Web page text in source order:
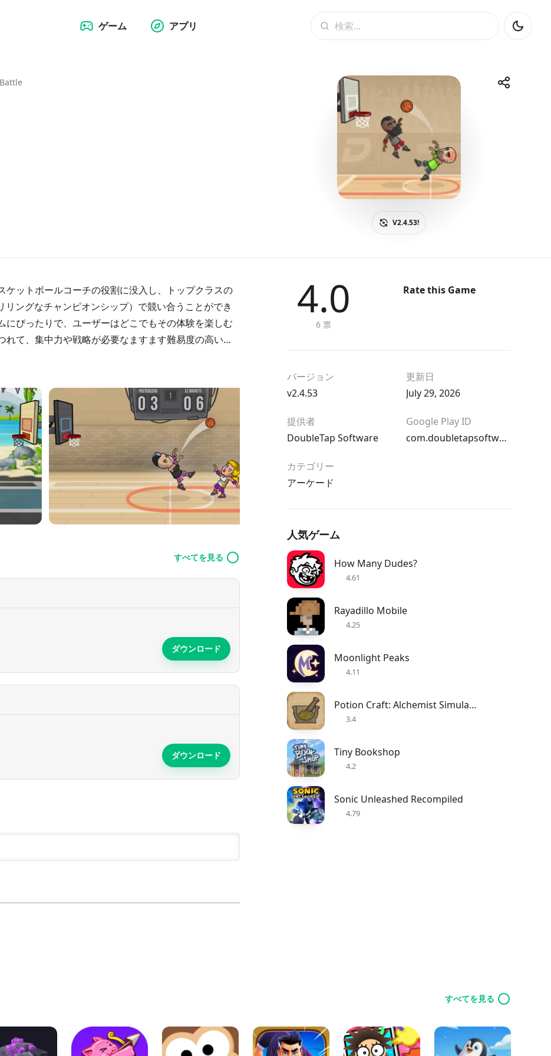
ゲーム
アプリ
共有
TelegramFacebookWhatsApp
V2.4.53!
ットボールコーチの役割に没入し、トップクラスの
ングなチャンピオンシップ）で競い合うことができ
ぴったりで、ユーザーはどこでもその体験を楽しむ
て、集中力や戦略が必要なますます難易度の高いレ
点に立ち、全国タイトルを獲得する可能性があるこ
ームが激しくエキサイティングな旅となります。
すべてを見る
ダウンロード
ダウンロード
4.0
6 票
Rate this Game
バージョン
v2.4.53
更新日
July 29, 2026
提供者
DoubleTap Software
Google Play ID
com.doubletapsoftware.basketballbattle
カテゴリー
アーケード
人気ゲーム
How Many Dudes?
4.61
Rayadillo Mobile
4.25
Moonlight Peaks
4.11
Potion Craft: Alchemist Simulator
3.4
Tiny Bookshop
4.2
Sonic Unleashed Recompiled
4.79
すべてを見る